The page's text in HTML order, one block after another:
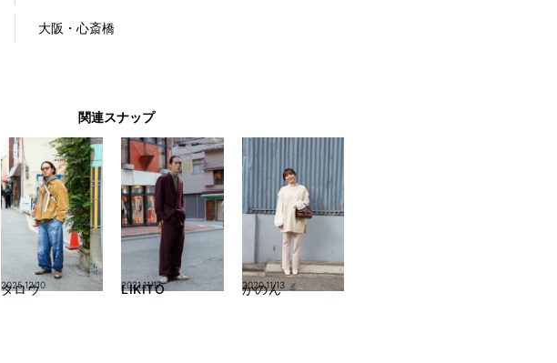
大阪・心斎橋
関連スナップ
タロウ
2025.12/10 LIKITO
2021.11/17 かのん
2020.11/13